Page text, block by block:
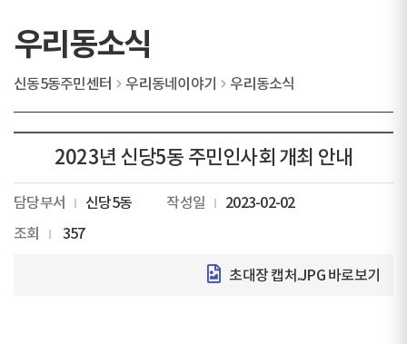
우리동소식
신동5동주민센터 우리동네이야기 우리동소식
2023년 신당5동 주민인사회 개최 안내
담당부서 신당5동 작성일
2023-02-02
조회
357
초대장 캡처.JPG 바로보기